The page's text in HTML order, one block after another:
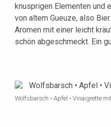
knusprigen Elementen und
von altem Gueuze, also
Aromen mit einer leicht
schön abgeschmeckt. Ein
Wolfsbarsch • Apfel • Vinaigrette